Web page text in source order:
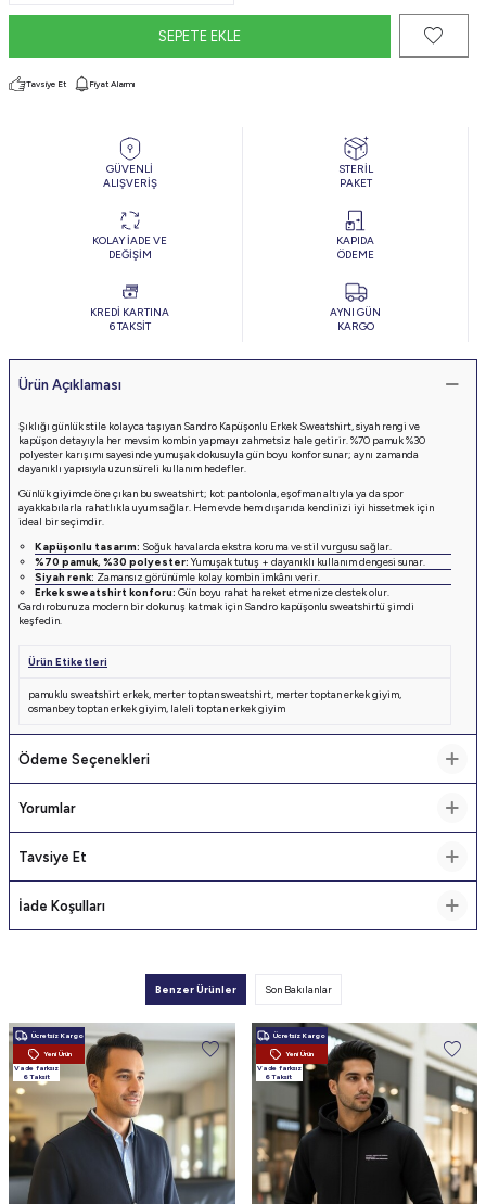
SEPETE EKLE
Tavsiye Et Fiyat Alarmı
GÜVENLİ
ALIŞVERİŞ
STERİL
PAKET
KOLAY İADE VE
DEĞİŞİM
KAPIDA
ÖDEME
KREDİ KARTINA
6 TAKSİT
AYNI GÜN
KARGO
Ürün Açıklaması
Şıklığı günlük stile kolayca taşıyan Sandro Kapüşonlu Erkek Sweatshirt, siyah rengi ve
kapüşon detayıyla her mevsim kombin yapmayı zahmetsiz hale getirir. %70 pamuk %30
polyester karışımı sayesinde yumuşak dokusuyla gün boyu konfor sunar; aynı zamanda
dayanıklı yapısıyla uzun süreli kullanım hedefler.
Günlük giyimde öne çıkan bu sweatshirt; kot pantolonla, eşofman altıyla ya da spor
ayakkabılarla rahatlıkla uyum sağlar. Hem evde hem dışarıda kendinizi iyi hissetmek için
ideal bir seçimdir.
Kapüşonlu tasarım: Soğuk havalarda ekstra koruma ve stil vurgusu sağlar.
%70 pamuk, %30 polyester: Yumuşak tutuş + dayanıklı kullanım dengesi sunar.
Siyah renk: Zamansız görünümle kolay kombin imkânı verir.
Erkek sweatshirt konforu: Gün boyu rahat hareket etmenize destek olur.
Gardırobunuza modern bir dokunuş katmak için Sandro kapüşonlu sweatshirtü şimdi
keşfedin.
Ürün Etiketleri
pamuklu sweatshirt erkek merter toptan sweatshirt merter toptan erkek giyim
osmanbey toptan erkek giyim laleli toptan erkek giyim
Ödeme Seçenekleri
Yorumlar
Tavsiye Et
İade Koşulları
Benzer Ürünler Son Bakılanlar
Ücretsiz Kargo
Yeni Ürün
Vade farksız
6 Taksit
Ücretsiz Kargo
Yeni Ürün
Vade farksız
6 Taksit